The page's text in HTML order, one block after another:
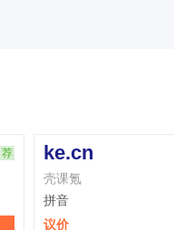
hb.cc
币，火币，湖北，河北，